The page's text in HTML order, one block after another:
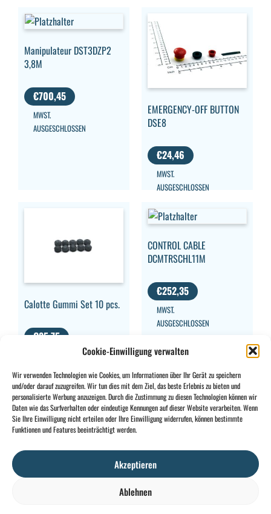
Cookie-Einwilligung verwalten
Wir verwenden Technologien wie Cookies, um Informationen über Ihr Gerät zu speichern
und/oder darauf zuzugreifen. Wir tun dies mit dem Ziel, das beste Erlebnis zu bieten und
personalisierte Werbung anzuzeigen. Durch die Zustimmung zu diesen Technologien können wir
Daten wie das Surfverhalten oder eindeutige Kennungen auf dieser Website verarbeiten. Wenn
Sie Ihre Einwilligung nicht erteilen oder Ihre Einwilligung widerrufen, können bestimmte
Funktionen und Features beeinträchtigt werden.
Akzeptieren
Ablehnen
Manipulateur DST3DZP2
3,8M
€700,45
MWST.
AUSGESCHLOSSEN
EMERGENCY-OFF BUTTON
DSE8
€24,46
MWST.
AUSGESCHLOSSEN
Calotte Gummi Set 10 pcs.
€85,75
CONTROL CABLE
DCMTRSCHL11M
€252,35
MWST.
AUSGESCHLOSSEN
CONTACT
+32 2 897 34Rue des
INFO
Allgemeine
BE0734